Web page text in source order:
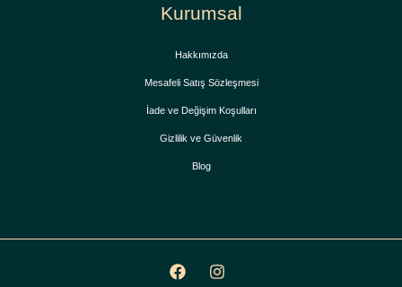
Kurumsal
Hakkımızda
Mesafeli Satış Sözleşmesi
İade ve Değişim Koşulları
Gizlilik ve Güvenlik
Blog